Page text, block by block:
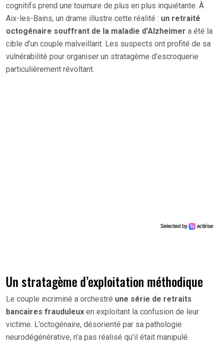
cognitifs prend une tournure de plus en plus inquiétante. À
Aix-les-Bains, un drame illustre cette réalité : un retraité
octogénaire souffrant de la maladie d’Alzheimer a été la
cible d’un couple malveillant. Les suspects ont profité de sa
vulnérabilité pour organiser un stratagème d’escroquerie
particulièrement révoltant.
Un stratagème d’exploitation méthodique
Le couple incriminé a orchestré une série de retraits
bancaires frauduleux en exploitant la confusion de leur
victime. L’octogénaire, désorienté par sa pathologie
neurodégénérative, n’a pas réalisé qu’il était manipulé.